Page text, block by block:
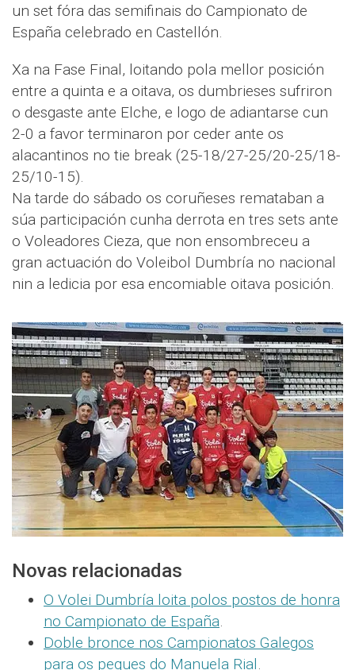
un set fóra das semifinais do Campionato de
España celebrado en Castellón.
Xa na Fase Final, loitando pola mellor posición
entre a quinta e a oitava, os dumbrieses sufriron
o desgaste ante Elche, e logo de adiantarse cun
2-0 a favor terminaron por ceder ante os
alacantinos no tie break (25-18/27-25/20-25/18-
25/10-15).
Na tarde do sábado os coruñeses remataban a
súa participación cunha derrota en tres sets ante
o Voleadores Cieza, que non ensombreceu a
gran actuación do Voleibol Dumbría no nacional
nin a ledicia por esa encomiable oitava posición.
Novas relacionadas
O Volei Dumbría loita polos postos de honra
no Campionato de España.
Doble bronce nos Campionatos Galegos
para os peques do Manuela Rial.